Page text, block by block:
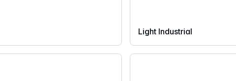
Light Industrial